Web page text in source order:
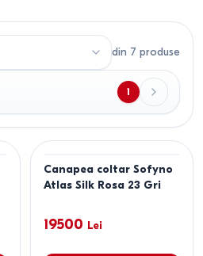
din 7 produse
1
Canapea coltar Sofyno
Atlas Silk Rosa 23 Gri
19500 Lei